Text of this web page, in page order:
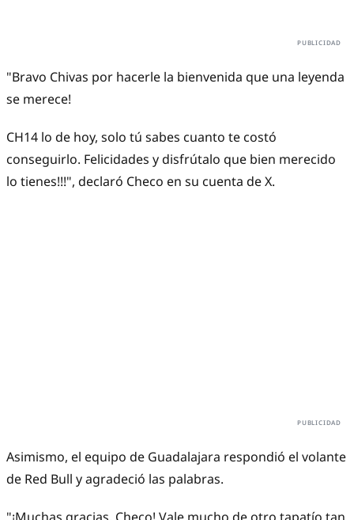
"Bravo Chivas por hacerle la bienvenida que una leyenda
se merece!
CH14 lo de hoy, solo tú sabes cuanto te costó
conseguirlo. Felicidades y disfrútalo que bien merecido
lo tienes!!!", declaró Checo en su cuenta de X.
Asimismo, el equipo de Guadalajara respondió el volante
de Red Bull y agradeció las palabras.